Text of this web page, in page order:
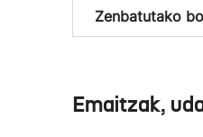
Zenbatutako
Emaitzak,